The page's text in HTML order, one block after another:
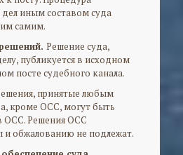
дел иным составом суда
им самим.
Решение суда,
публикуется в исходном
посте судебного канала.
принятые любым
кроме ОСС, могут быть
ОСС. Решения ОСС
и обжалованию не подлежат.